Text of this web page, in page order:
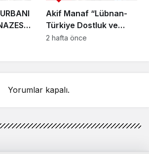
Akif Manaf “Lübnan-
Türkiye Dostluk ve
Barış Ödülü” ile
2 hafta önce
Yorumlar kapalı.